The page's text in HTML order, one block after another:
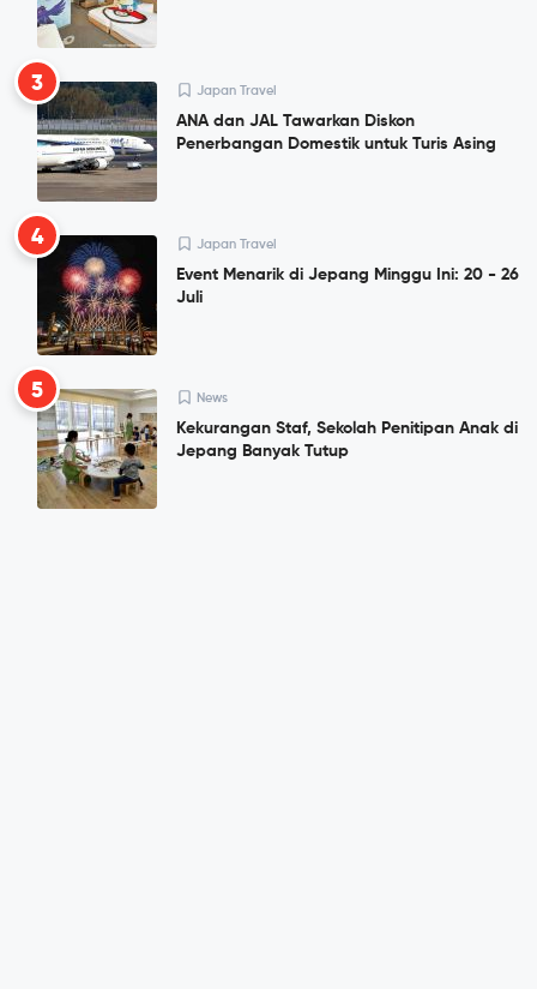
3 Japan Travel
ANA dan JAL Tawarkan Diskon
Penerbangan Domestik untuk Turis Asing
4 Japan Travel
Event Menarik di Jepang Minggu Ini: 20 - 26
Juli
5 News
Kekurangan Staf, Sekolah Penitipan Anak di
Jepang Banyak Tutup